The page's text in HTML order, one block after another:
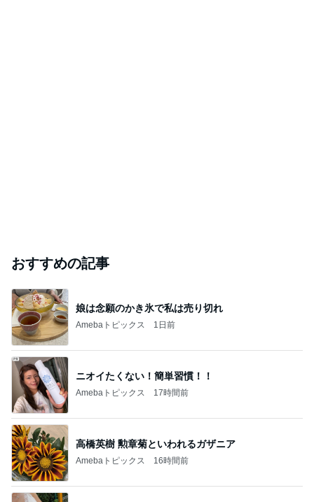
おすすめの記事
娘は念願のかき氷で私は売り切れ
Amebaトピックス 1日前
ニオイたくない！簡単習慣！！
Amebaトピックス 17時間前
高橋英樹 勲章菊といわれるガザニア
Amebaトピックス 16時間前